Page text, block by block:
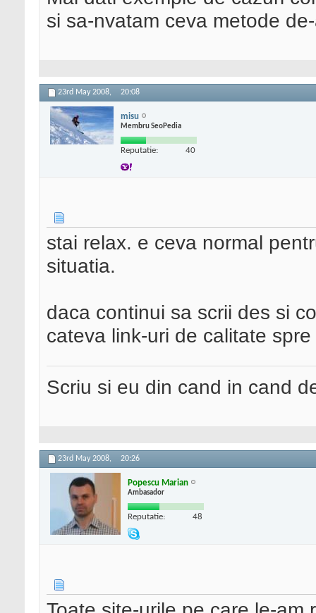
si sa-nvatam ceva metode
23rd May 2008, 20:08
misu
Membru SeoPedia
Reputatie: 40
stai relax. e ceva normal
situatia.
daca continui sa scrii des si
cateva link-uri de calitate
Scriu si eu din cand in cand
23rd May 2008, 20:26
Popescu Marian
Ambasador
Reputatie: 48